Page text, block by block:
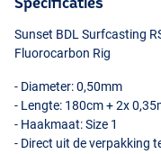
Sunset BDL Surfcasting
Fluorocarbon Rig
- Diameter: 0,50mm
- Lengte: 180cm + 2x
- Haakmaat: Size 1
- Direct uit de verpakking